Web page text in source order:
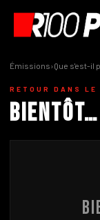
Émissions›Que s'est-il
RETOUR DANS LE
Bientôt…